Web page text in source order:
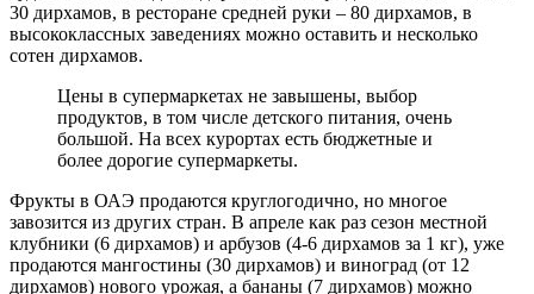
30 дирхамов, в ресторане средней руки – 80 дирхамов, в
высококлассных заведениях можно оставить и несколько
сотен дирхамов.
Цены в супермаркетах не завышены, выбор
продуктов, в том числе детского питания, очень
большой. На всех курортах есть бюджетные и
более дорогие супермаркеты.
Фрукты в ОАЭ продаются круглогодично, но многое
завозится из других стран. В апреле как раз сезон местной
клубники (6 дирхамов) и арбузов (4-6 дирхамов за 1 кг), уже
продаются мангостины (30 дирхамов) и виноград (от 12
дирхамов) нового урожая, а бананы (7 дирхамов) можно